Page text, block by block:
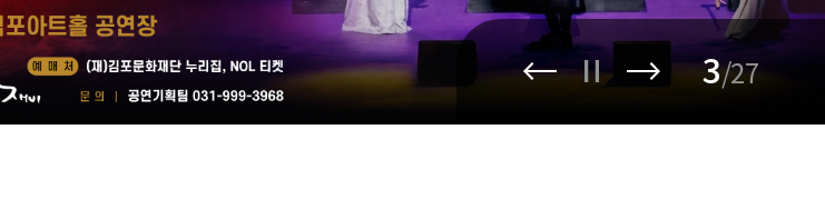
회원 전용 자료실 문화곳간
오시는 길 3/27